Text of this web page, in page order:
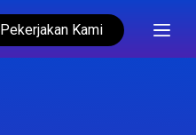
Pekerjakan Kami